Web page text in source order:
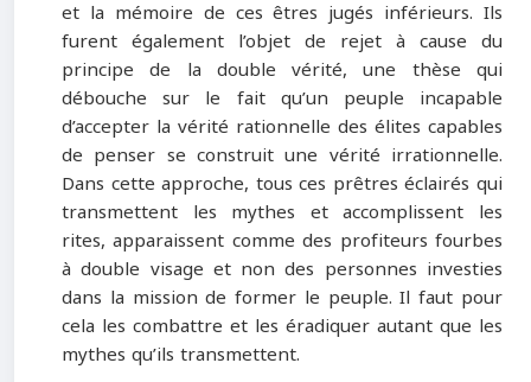
et la mémoire de ces êtres jugés inférieurs. Ils
furent également l’objet de rejet à cause du
principe de la double vérité, une thèse qui
débouche sur le fait qu’un peuple incapable
d’accepter la vérité rationnelle des élites capables
de penser se construit une vérité irrationnelle.
Dans cette approche, tous ces prêtres éclairés qui
transmettent les mythes et accomplissent les
rites, apparaissent comme des profiteurs fourbes
à double visage et non des personnes investies
dans la mission de former le peuple. Il faut pour
cela les combattre et les éradiquer autant que les
mythes qu’ils transmettent.